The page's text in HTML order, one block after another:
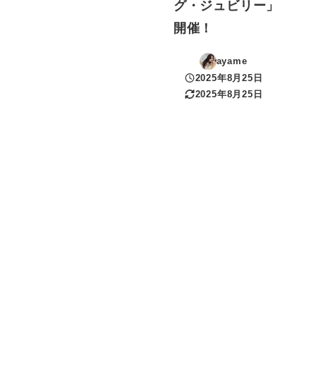
グ・ジュビリー」
開催！
ayame
投稿日
2025年8月25日
更新日
2025年8月25日